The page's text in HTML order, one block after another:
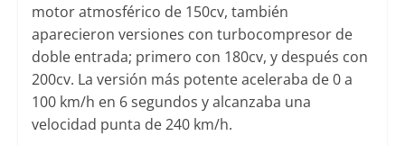
motor atmosférico de 150cv, también
aparecieron versiones con turbocompresor de
doble entrada; primero con 180cv, y después con
200cv. La versión más potente aceleraba de 0 a
100 km/h en 6 segundos y alcanzaba una
velocidad punta de 240 km/h.